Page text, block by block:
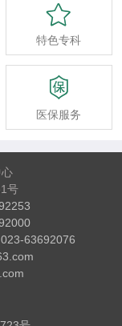

特色专科

医保服务
号
023-63692076